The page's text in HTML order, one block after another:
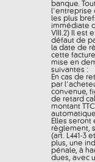
banque.
l'entreprise
les plus
immédiate
VIII.2) Il est
défaut de
la date de
cette
mise en
suivantes :
En cas de
par
convenue,
de retard
montant
Elles
règlement,
(art. L441-3
plus, une
pénale, à
dues, avec